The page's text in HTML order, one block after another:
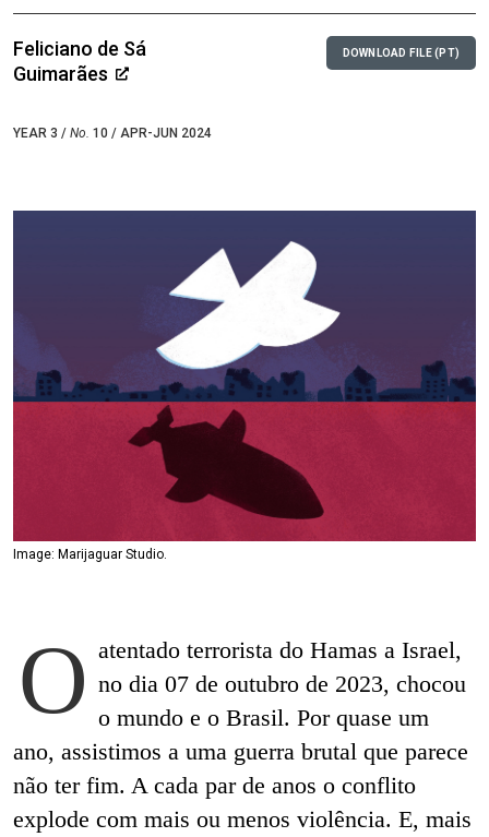
Feliciano de Sá
Guimarães
YEAR 3 / No. 10 / APR-JUN 2024
DOWNLOAD FILE (PT)
Image: Marijaguar Studio.
O atentado terrorista do Hamas a Israel,
no dia 07 de outubro de 2023, chocou
o mundo e o Brasil. Por quase um
ano, assistimos a uma guerra brutal que parece
não ter fim. A cada par de anos o conflito
explode com mais ou menos violência. E, mais